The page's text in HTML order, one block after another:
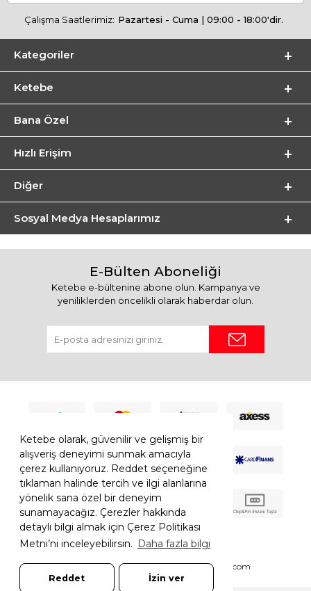
Ketebe olarak, güvenilir ve gelişmiş bir
alışveriş deneyimi sunmak amacıyla
çerez kullanıyoruz. Reddet seçeneğine
tıklaman halinde tercih ve ilgi alanlarına
yönelik sana özel bir deneyim
sunamayacağız. Çerezler hakkında
detaylı bilgi almak için Çerez Politikası
Metni’ni inceleyebilirsin. Daha fazla bilgi
Reddet İzin ver
Çalışma Saatlerimiz: Pazartesi - Cuma | 09:00 - 18:00'dir.
Kategoriler
Ketebe
Bana Özel
Hızlı Erişim
Diğer
Sosyal Medya Hesaplarımız
E-Bülten Aboneliği
Ketebe e-bültenine abone olun. Kampanya ve
yeniliklerden öncelikli olarak haberdar olun.
© 2026 Ketebe Tüm Hakkı Saklıdır. Ketebe.com
7308052261181544